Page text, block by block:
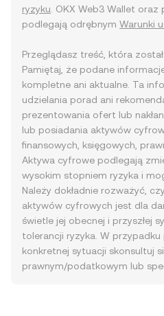
ryzyku . OKX Web3 Wallet
podlegają odrębnym Warunki
Przeglądasz treść, która
Pamiętaj, że podane
kompletne ani aktualne. Ta
udzielania porad ani
prezentowania ofert lub
lub posiadania aktywów
finansowych, księgowych,
Aktywa cyfrowe podlegają
wysokim stopniem ryzyka i
Należy dokładnie rozważyć,
aktywów cyfrowych jest dla
świetle jej obecnej i przyszłej
tolerancji ryzyka. W
konkretnej sytuacji skonsultuj
prawnym/podatkowym lub